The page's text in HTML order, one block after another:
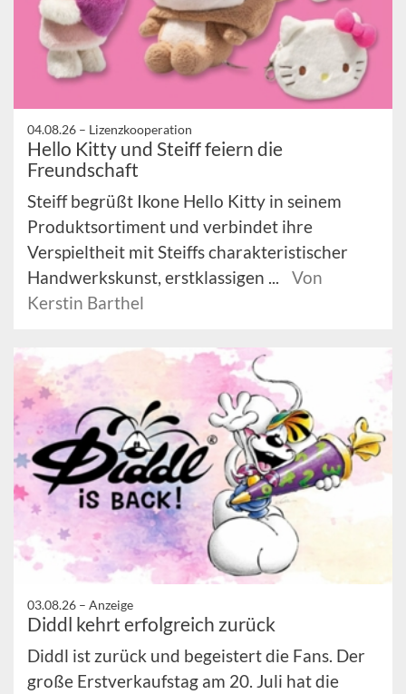
04.08.26 – Lizenzkooperation
Hello Kitty und Steiff feiern die
Freundschaft
Steiff begrüßt Ikone Hello Kitty in seinem
Produktsortiment und verbindet ihre
Verspieltheit mit Steiffs charakteristischer
Handwerkskunst, erstklassigen ...
Von
Kerstin Barthel
03.08.26 – Anzeige
Diddl kehrt erfolgreich zurück
Diddl ist zurück und begeistert die Fans. Der
große Erstverkaufstag am 20. Juli hat die